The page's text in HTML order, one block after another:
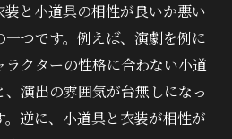
と小道具の相性が良いか悪い
つです。例えば、演劇を例に
クターの性格に合わない小道
演出の雰囲気が台無しになっ
逆に、小道具と衣装が相性が